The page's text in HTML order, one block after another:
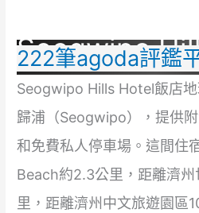
Seogwipo
222筆agoda評鑑
Seogwipo Hills Hotel飯店
歸浦（Seogwipo），提供
和免費私人停車場。這間住
Beach約2.3公里，距離濟州
里，距離濟州中文旅遊園區